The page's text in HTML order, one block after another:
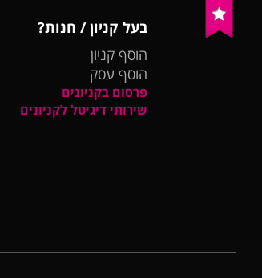
בעל קניון / חנות?
הוסף קניון
הוסף עסק
פרסום בקניונים
שירותי דיגיטל לקניונים